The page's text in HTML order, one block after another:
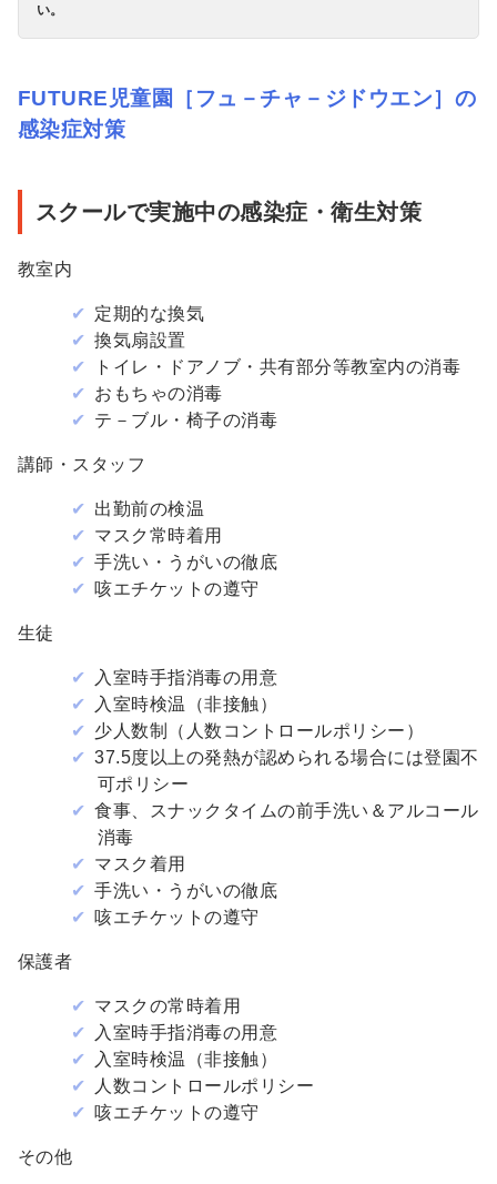
い。
FUTURE児童園［フュ－チャ－ジドウエン］の
感染症対策
スクールで実施中の感染症・衛生対策
教室内
定期的な換気
換気扇設置
トイレ・ドアノブ・共有部分等教室内の消毒
おもちゃの消毒
テ－ブル・椅子の消毒
講師・スタッフ
出勤前の検温
マスク常時着用
手洗い・うがいの徹底
咳エチケットの遵守
生徒
入室時手指消毒の用意
入室時検温（非接触）
少人数制（人数コントロールポリシー）
37.5度以上の発熱が認められる場合には登園不
可ポリシー
食事、スナックタイムの前手洗い＆アルコール
消毒
マスク着用
手洗い・うがいの徹底
咳エチケットの遵守
保護者
マスクの常時着用
入室時手指消毒の用意
入室時検温（非接触）
人数コントロールポリシー
咳エチケットの遵守
その他